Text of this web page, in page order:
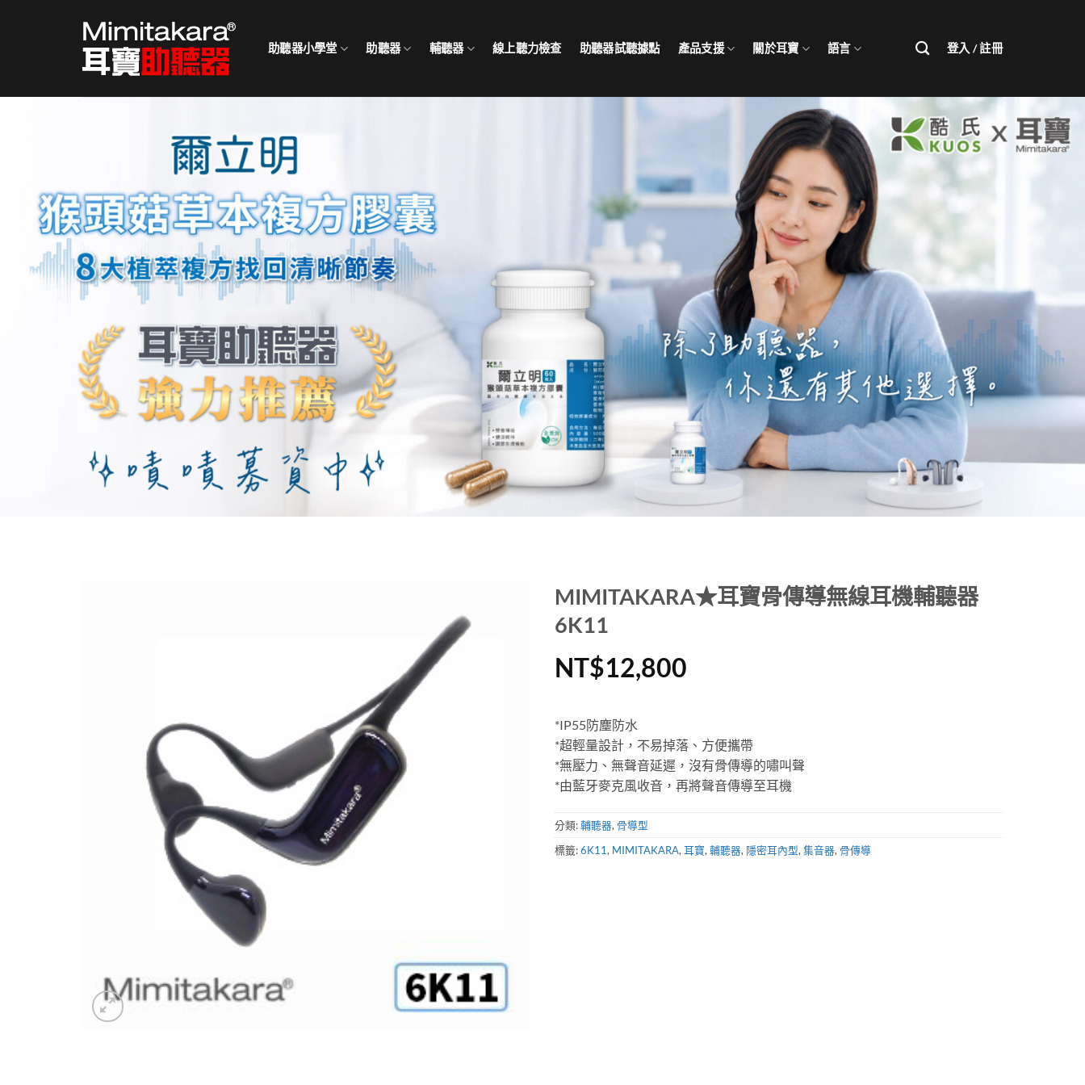
助聽器小學堂 助聽器 輔聽器 線上聽力檢查 助聽器試聽據點 產品支援 關於耳寶 語言 登入 / 註冊
MIMITAKARA★耳寶骨傳導無線耳機輔聽器
6K11
NT$12,800
*IP55防塵防水
*超輕量設計，不易掉落、方便攜帶
*無壓力、無聲音延遲，沒有骨傳導的嘯叫聲
*由藍牙麥克風收音，再將聲音傳導至耳機
分類:輔聽器, 骨導型
標籤:6K11, MIMITAKARA, 耳寶, 輔聽器, 隱密耳內型, 集音器, 骨傳導